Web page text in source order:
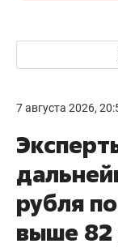
7 августа 2026,
рубля
выше 82